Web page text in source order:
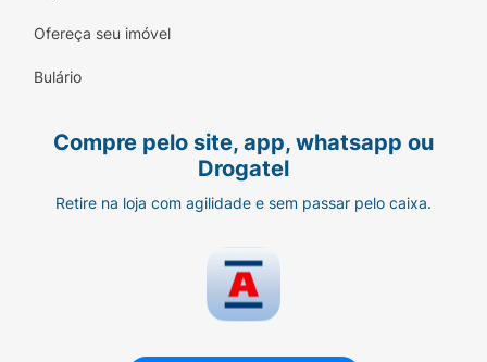
Ofereça seu imóvel
Bulário
Compre pelo site, app, whatsapp ou
Drogatel
Retire na loja com agilidade e sem passar pelo caixa.